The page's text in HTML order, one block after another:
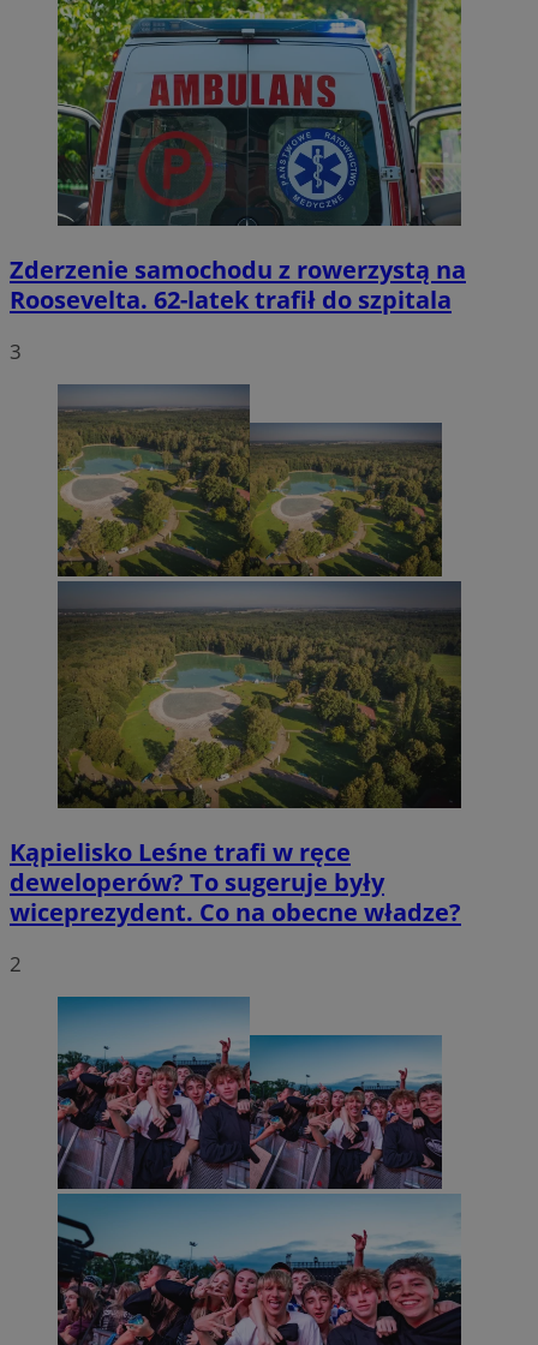
Zderzenie samochodu z rowerzystą na
Roosevelta. 62-latek trafił do szpitala
3
Kąpielisko Leśne trafi w ręce
deweloperów? To sugeruje były
wiceprezydent. Co na obecne władze?
2